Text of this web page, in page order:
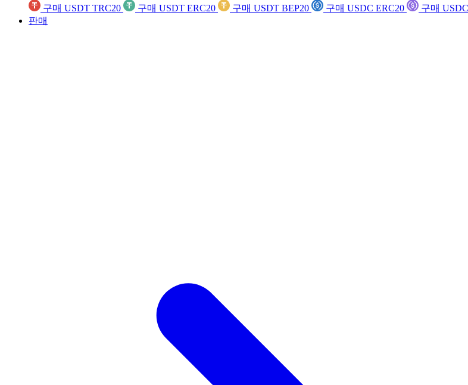
구매 USDT TRC20
구매 USDT ERC20 구매 USDT BEP20 구매 USDC ERC20
구매
판매